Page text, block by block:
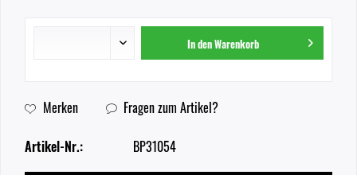
In denWarenkorb
Merken Fragen zum Artikel?
Artikel-Nr.: BP31054